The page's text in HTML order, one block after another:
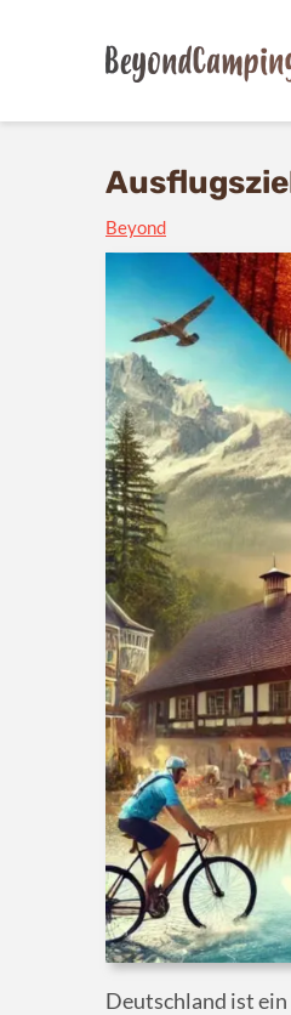
Beyond
Deutschland ist